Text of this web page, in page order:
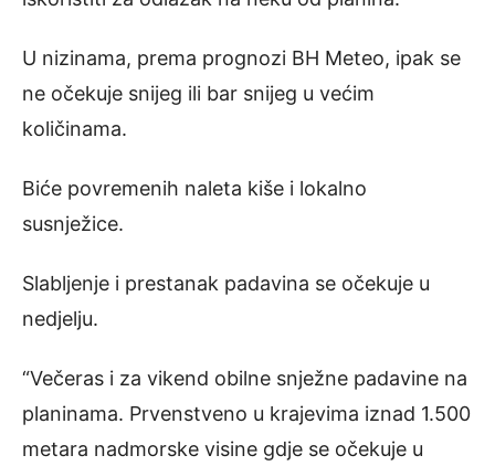
U nizinama, prema prognozi BH Meteo, ipak se
ne očekuje snijeg ili bar snijeg u većim
količinama.
Biće povremenih naleta kiše i lokalno
susnježice.
Slabljenje i prestanak padavina se očekuje u
nedjelju.
“Večeras i za vikend obilne snježne padavine na
planinama. Prvenstveno u krajevima iznad 1.500
metara nadmorske visine gdje se očekuje u